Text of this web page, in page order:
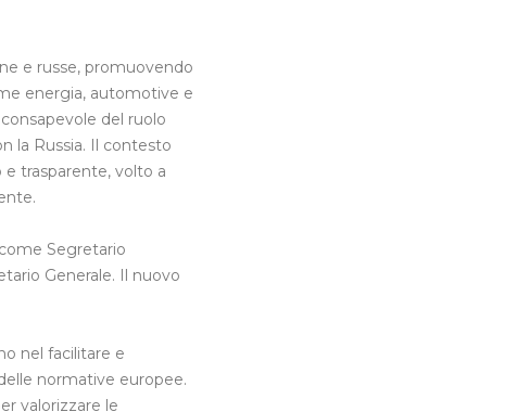
e russe, promuovendo
energia, automotive e
del ruolo
la Russia. Il contesto
trasparente, volto a
Segretario
Generale. Il nuovo
nel facilitare e
normative europee.
valorizzare le